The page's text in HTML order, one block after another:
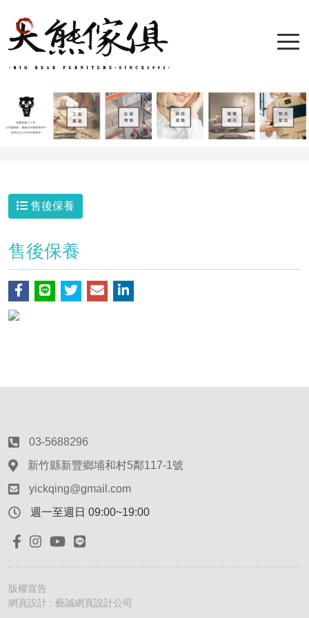
售後保養
售後保養
03-5688296
新竹縣新豐鄉埔和村5鄰117-1號
yickqing@gmail.com
週一至週日 09:00~19:00
版權宣告
網頁設計 : 藝誠網頁設計公司